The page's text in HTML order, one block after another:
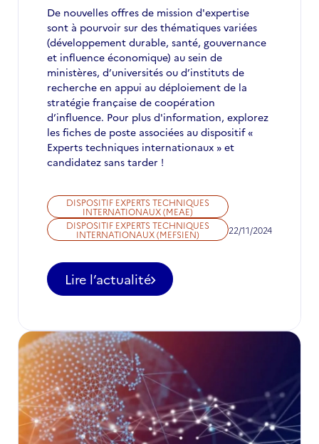
De nouvelles offres de mission d'expertise
sont à pourvoir sur des thématiques variées
(développement durable, santé, gouvernance
et influence économique) au sein de
ministères, d’universités ou d’instituts de
recherche en appui au déploiement de la
stratégie française de coopération
d’influence. Pour plus d'information, explorez
les fiches de poste associées au dispositif «
Experts techniques internationaux » et
candidatez sans tarder !
DISPOSITIF EXPERTS TECHNIQUES
INTERNATIONAUX (MEAE)
DISPOSITIF EXPERTS TECHNIQUES
INTERNATIONAUX (MEFSIEN) 22/11/2024
Lire l’actualité
-
Appel
candidatures
pour
des
postes
d'ETI
à
ne
pas